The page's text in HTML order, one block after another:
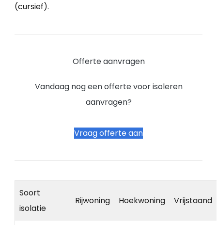
(cursief).
Offerte aanvragen
Vandaag nog een offerte voor isoleren
aanvragen?
Vraag offerte aan
Soort
isolatie
Rijwoning Hoekwoning Vrijstaand